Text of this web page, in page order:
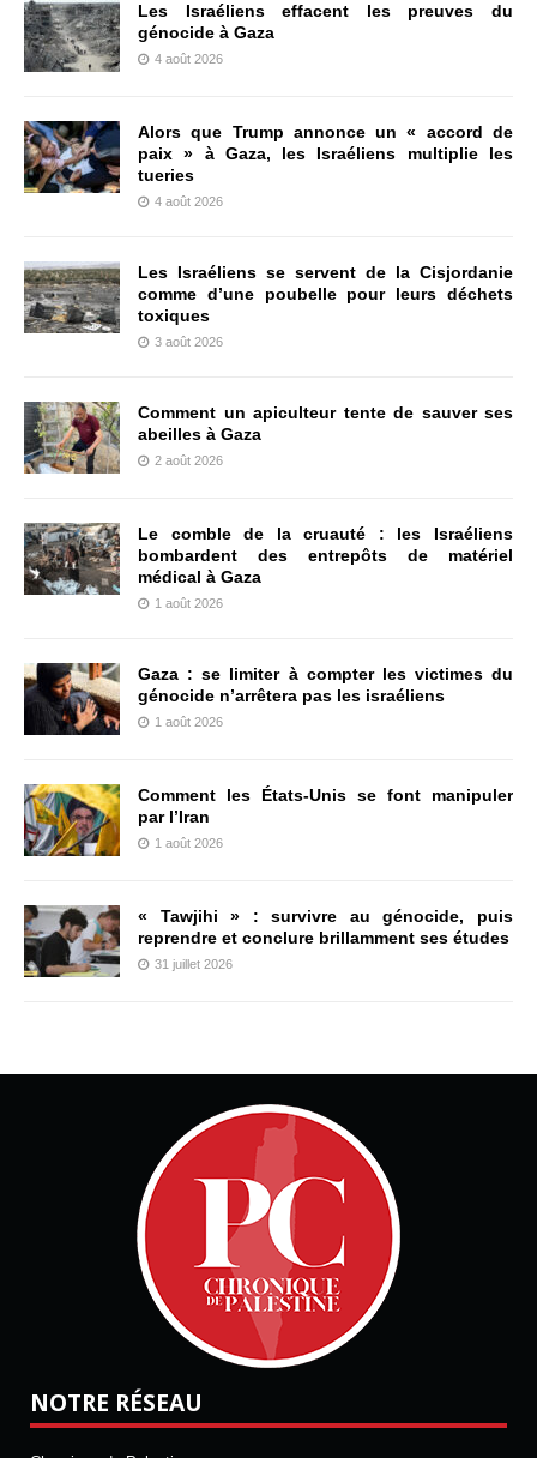
Les Israéliens effacent les preuves du
génocide à Gaza
4 août 2026
Alors que Trump annonce un « accord de
paix » à Gaza, les Israéliens multiplie les
tueries
4 août 2026
Les Israéliens se servent de la Cisjordanie
comme d’une poubelle pour leurs déchets
toxiques
3 août 2026
Comment un apiculteur tente de sauver ses
abeilles à Gaza
2 août 2026
Le comble de la cruauté : les Israéliens
bombardent des entrepôts de matériel
médical à Gaza
1 août 2026
Gaza : se limiter à compter les victimes du
génocide n’arrêtera pas les israéliens
1 août 2026
Comment les États-Unis se font manipuler
par l’Iran
1 août 2026
« Tawjihi » : survivre au génocide, puis
reprendre et conclure brillamment ses études
31 juillet 2026
NOTRE RÉSEAU